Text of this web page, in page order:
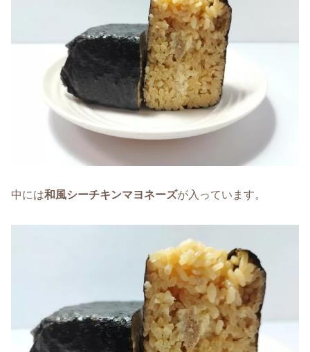
中には和風シーチキンマヨネーズが入っています。